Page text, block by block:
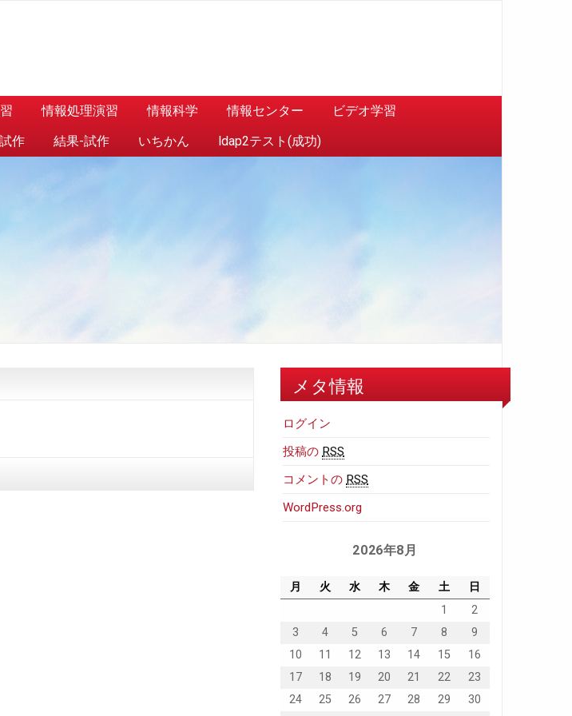
情報処理演習 情報科学 情報センター ビデオ学習
作 結果-試作 いちかん ldap2テスト(成功)
メタ情報
ログイン
投稿の RSS
コメントの RSS
WordPress.org
2026年8月
月 火 水 木 金 土
日
1
2
3
4 5 6 7 8
9
10
11 12 13 14 15
16
17
18 19 20 21 22
23
24
25 26 27 28 29
30